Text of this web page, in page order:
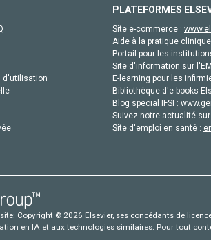
d'utilisation
PLATEFORMES
Site e-commerce :
Aide à la pratique
Portail pour les
Site d'information sur
E-learning pour les
Bibliothèque d'e-books
Blog special IFSI :
Suivez notre actualité
Site d'emploi en santé :
Copyright © 2026 Elsevier, ses concédants de
en IA et aux technologies similaires. Pour tout